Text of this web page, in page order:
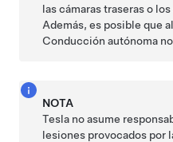
las cámaras traseras o
Además, es posible que
Conducción autónoma
NOTA
Tesla no asume
lesiones provocados por